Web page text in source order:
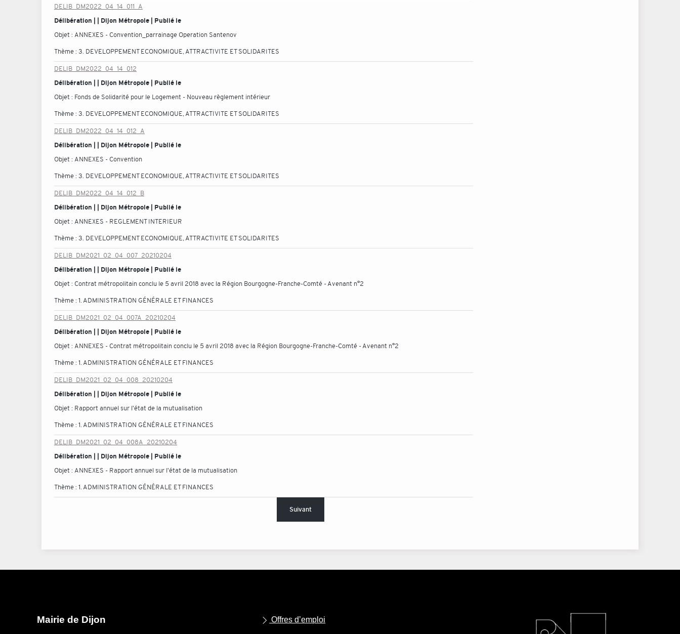
DELIB_DM2022_04_14_011_A
Délibération | | Dijon Métropole | Publié le
Objet : ANNEXES - Convention_parrainage Operation Santenov
Thème :3. DEVELOPPEMENT ECONOMIQUE, ATTRACTIVITE ET SOLIDARITES
DELIB_DM2022_04_14_012
Délibération | | Dijon Métropole | Publié le
Objet : Fonds de Solidarité pour le Logement - Nouveau règlement intérieur
Thème :3. DEVELOPPEMENT ECONOMIQUE, ATTRACTIVITE ET SOLIDARITES
DELIB_DM2022_04_14_012_A
Délibération | | Dijon Métropole | Publié le
Objet : ANNEXES - Convention
Thème :3. DEVELOPPEMENT ECONOMIQUE, ATTRACTIVITE ET SOLIDARITES
DELIB_DM2022_04_14_012_B
Délibération | | Dijon Métropole | Publié le
Objet : ANNEXES - REGLEMENT INTERIEUR
Thème :3. DEVELOPPEMENT ECONOMIQUE, ATTRACTIVITE ET SOLIDARITES
DELIB_DM2021_02_04_007_20210204
Délibération | | Dijon Métropole | Publié le
Objet : Contrat métropolitain conclu le 5 avril 2018 avec la Région Bourgogne-Franche-Comté - Avenant n°2
Thème :1. ADMINISTRATION GÉNÉRALE ET FINANCES
DELIB_DM2021_02_04_007A_20210204
Délibération | | Dijon Métropole | Publié le
Objet : ANNEXES - Contrat métropolitain conclu le 5 avril 2018 avec la Région Bourgogne-Franche-Comté - Avenant n°2
Thème :1. ADMINISTRATION GÉNÉRALE ET FINANCES
DELIB_DM2021_02_04_008_20210204
Délibération | | Dijon Métropole | Publié le
Objet : Rapport annuel sur l'état de la mutualisation
Thème :1. ADMINISTRATION GÉNÉRALE ET FINANCES
DELIB_DM2021_02_04_008A_20210204
Délibération | | Dijon Métropole | Publié le
Objet : ANNEXES - Rapport annuel sur l'état de la mutualisation
Thème :1. ADMINISTRATION GÉNÉRALE ET FINANCES
Suivant
Mairie de Dijon Offres d’emploi